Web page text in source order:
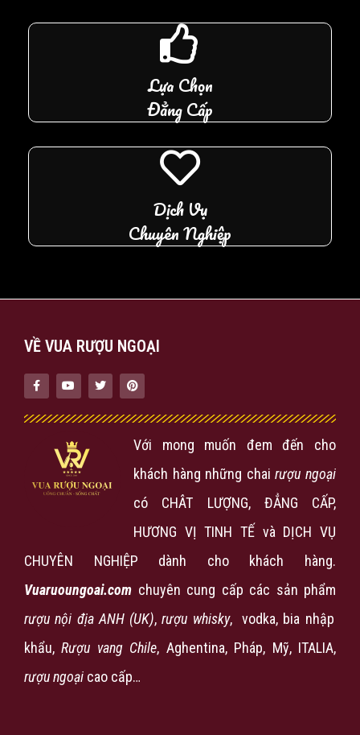
Lựa Chọn
Đẳng Cấp
Dịch Vụ
Chuyên Nghiệp
VỀ VUA RƯỢU NGOẠI
Với mong muốn đem đến cho
khách hàng những chairượu ngoại
có CHÂT LƯỢNG, ĐẲNG CẤP,
HƯƠNG VỊ TINH TẾ và DỊCH VỤ
CHUYÊN NGHIỆP dành cho khách hàng.
Vuaruoungoai.com chuyên cung cấp các sản phẩm
rượu nội địa ANH (UK),rượu whisky, vodka, bia nhập
khẩu,Rượu vang Chile, Aghentina, Pháp, Mỹ, ITALIA,
rượu ngoại cao cấp…